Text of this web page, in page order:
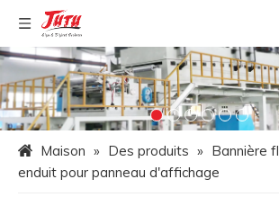
Maison » Des produits » Bannière
enduit pour panneau d'affichage